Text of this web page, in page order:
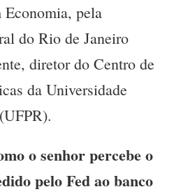
pela
do Rio de Janeiro
diretor do Centro de
da Universidade
o senhor percebe o
pelo Fed ao banco